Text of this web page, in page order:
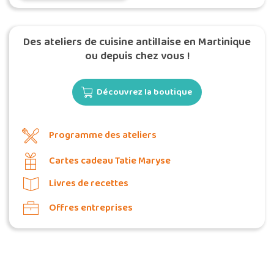
Des ateliers de cuisine antillaise en Martinique
ou depuis chez vous !
Découvrez la boutique
Programme des ateliers
Cartes cadeau Tatie Maryse
Livres de recettes
Offres entreprises